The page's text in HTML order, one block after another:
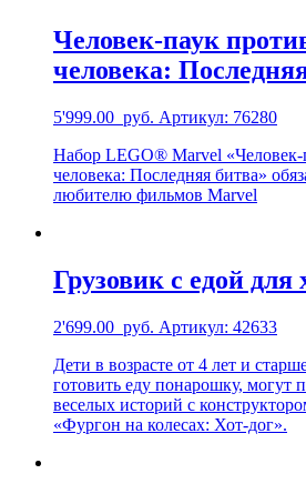
Человек-паук
человека:
5'999.00 руб. Артикул: 76280
Набор LEGO® Marvel «Человек-
человека: Последняя битва»
любителю фильмов Marvel
Грузовик с едой для
2'699.00 руб. Артикул: 42633
Дети в возрасте от 4 лет и
готовить еду понарошку, могут
веселых историй с
«Фургон на колесах: Хот-дог».